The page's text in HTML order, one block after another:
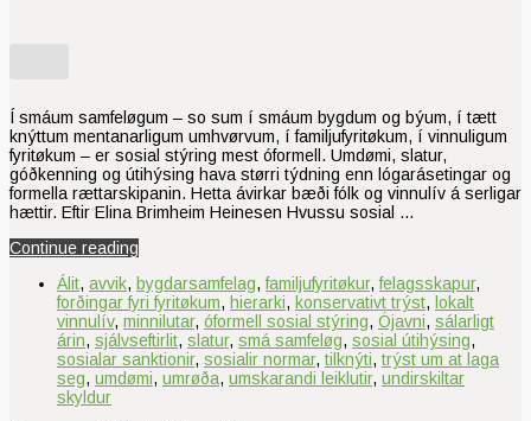
Í smáum samfeløgum – so sum í smáum bygdum og býum, í tætt
knýttum mentanarligum umhvørvum, í familjufyritøkum, í vinnuligum
fyritøkum – er sosial stýring mest óformell. Umdømi, slatur,
góðkenning og útihýsing hava størri týdning enn lógarásetingar og
formella rættarskipanin. Hetta ávirkar bæði fólk og vinnulív á serligar
hættir. Eftir Elina Brimheim Heinesen Hvussu sosial …
Continue reading
Álit, avvik, bygdarsamfelag,familjufyritøkur,felagsskapur,
forðingar fyri fyritøkum, hierarki, konservativt trýst, lokalt
vinnulív, minnilutar, óformell sosial stýring, Ójavni, sálarligt
árin, sjálvseftirlit, slatur, smá samfeløg, sosial útihýsing,
sosialar sanktionir, sosialir normar, tilknýti, trýst um at laga
seg, umdømi, umrøða, umskarandi leiklutir, undirskiltar
skyldur